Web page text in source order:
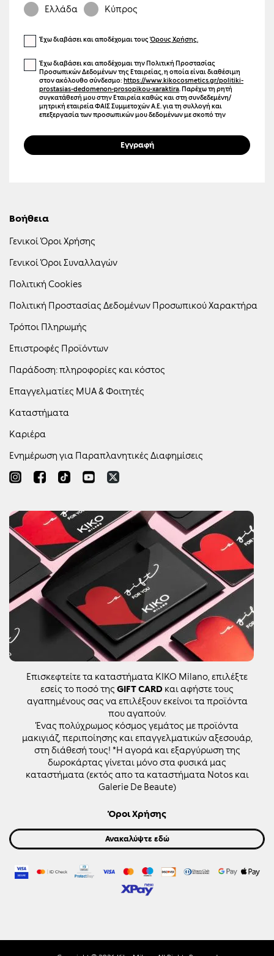
Βοήθεια
Γενικοί Όροι Χρήσης
Γενικοί Όροι Συναλλαγών
Πολιτική Cookies
Πολιτική Προστασίας Δεδομένων Προσωπικού Χαρακτήρα
Τρόποι Πληρωμής
Επιστροφές Προϊόντων
Παράδοση: πληροφορίες και κόστος
Επαγγελματίες MUA & Φοιτητές
Καταστήματα
Καριέρα
Ενημέρωση για Παραπλανητικές Διαφημίσεις
Ελλάδα Κύπρος
Έχω διαβάσει και αποδέχομαι τους Όρους Χρήσης.
Έχω διαβάσει και αποδέχομαι την Πολιτική Προστασίας
Προσωπικών Δεδομένων της Εταιρείας, η οποία είναι διαθέσιμη
στον ακόλουθο σύνδεσμο: https://www.kikocosmetics.gr/politiki-
prostasias-dedomenon-prosopikou-xaraktira . Παρέχω τη ρητή
συγκατάθεσή μου στην Εταιρεία καθώς και στη συνδεδεμένη/
μητρική εταιρεία ΦΑΙΣ Συμμετοχών Α.Ε. για τη συλλογή και
επεξεργασία των προσωπικών μου δεδομένων με σκοπό την
μέσων ηλεκτρονικής επικοινωνίας. Η επικοινωνία αυτή μπορεί να
αφορά προϊόντα, υπηρεσίες, εκδηλώσεις, προσφορές,
προωθητικές ενέργειες, καθώς και προσωποποιημένο
Εγγραφή
Επισκεφτείτε τα καταστήματα KIKO Milano, επιλέξτε
εσείς το ποσό της GIFT CARD και αφήστε τους
αγαπημένους σας να επιλέξουν εκείνοι τα προϊόντα
που αγαπούν.
Ένας πολύχρωμος κόσμος γεμάτος με προϊόντα
μακιγιάζ, περιποίησης και επαγγελματικών αξεσουάρ,
στη διάθεσή τους! *Η αγορά και εξαργύρωση της
δωροκάρτας γίνεται μόνο στα φυσικά μας
καταστήματα (εκτός απο τα καταστήματα Notos και
Galerie De Beaute)
Όροι Χρήσης
Ανακαλύψτε εδώ